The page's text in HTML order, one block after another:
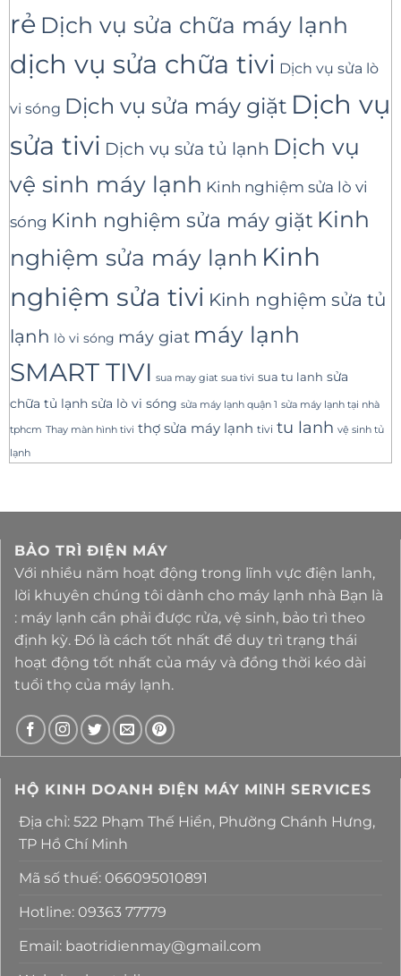
rẻ Dịch vụ sửa chữa máy lạnh
dịch vụ sửa chữa tivi Dịch vụ sửa lò
vi sóng Dịch vụ sửa máy giặt Dịch vụ
sửa tivi Dịch vụ sửa tủ lạnh Dịch vụ
vệ sinh máy lạnh Kinh nghiệm sửa lò vi
sóng Kinh nghiệm sửa máy giặt Kinh
nghiệm sửa máy lạnh Kinh
nghiệm sửa tivi Kinh nghiệm sửa tủ
lạnh lò vi sóng máy giat máy lạnh
SMART TIVI sua may giat sua tivi sua tu lanh sửa
chữa tủ lạnh sửa lò vi sóng sửa máy lạnh quận 1 sửa máy lạnh tại nhà
tphcm Thay màn hình tivi thợ sửa máy lạnh tivi tu lanh vệ sinh tủ
lạnh
BẢO TRÌ ĐIỆN MÁY
Với nhiều năm hoạt động trong lĩnh vực điện lanh,
lời khuyên chúng tôi dành cho máy lạnh nhà Bạn là
: máy lạnh cần phải được rửa, vệ sinh, bảo trì theo
định kỳ. Đó là cách tốt nhất để duy trì trạng thái
hoạt động tốt nhất của máy và đồng thời kéo dài
tuổi thọ của máy lạnh.
HỘ KINH DOANH ĐIỆN MÁY MΙΝΗ SERVICES
Địa chỉ: 522 Phạm Thế Hiển, Phường Chánh Hưng,
TP Hồ Chí Minh
Mã số thuế: 066095010891
Hotline: 09363 77779
Email: baotridienmay@gmail.com